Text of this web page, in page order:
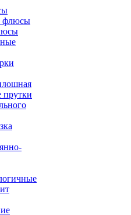
флюсы
прутки